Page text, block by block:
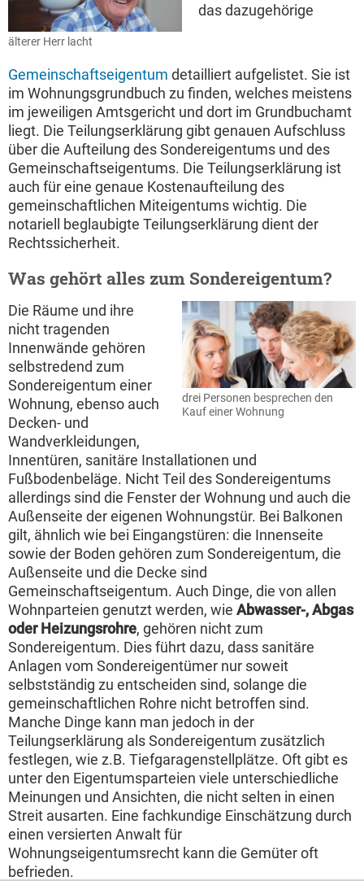
älterer Herr lacht
das dazugehörige
Gemeinschaftseigentum detailliert aufgelistet. Sie ist
im Wohnungsgrundbuch zu finden, welches meistens
im jeweiligen Amtsgericht und dort im Grundbuchamt
liegt. Die Teilungserklärung gibt genauen Aufschluss
über die Aufteilung des Sondereigentums und des
Gemeinschaftseigentums. Die Teilungserklärung ist
auch für eine genaue Kostenaufteilung des
gemeinschaftlichen Miteigentums wichtig. Die
notariell beglaubigte Teilungserklärung dient der
Rechtssicherheit.
Was gehört alles zum Sondereigentum?
drei Personen besprechen den
Kauf einer Wohnung
Die Räume und ihre
nicht tragenden
Innenwände gehören
selbstredend zum
Sondereigentum einer
Wohnung, ebenso auch
Decken- und
Wandverkleidungen,
Innentüren, sanitäre Installationen und
Fußbodenbeläge. Nicht Teil des Sondereigentums
allerdings sind die Fenster der Wohnung und auch die
Außenseite der eigenen Wohnungstür. Bei Balkonen
gilt, ähnlich wie bei Eingangstüren: die Innenseite
sowie der Boden gehören zum Sondereigentum, die
Außenseite und die Decke sind
Gemeinschaftseigentum. Auch Dinge, die von allen
Wohnparteien genutzt werden, wie Abwasser-, Abgas
oder Heizungsrohre, gehören nicht zum
Sondereigentum. Dies führt dazu, dass sanitäre
Anlagen vom Sondereigentümer nur soweit
selbstständig zu entscheiden sind, solange die
gemeinschaftlichen Rohre nicht betroffen sind.
Manche Dinge kann man jedoch in der
Teilungserklärung als Sondereigentum zusätzlich
festlegen, wie z.B. Tiefgaragenstellplätze. Oft gibt es
unter den Eigentumsparteien viele unterschiedliche
Meinungen und Ansichten, die nicht selten in einen
Streit ausarten. Eine fachkundige Einschätzung durch
einen versierten Anwalt für
Wohnungseigentumsrecht kann die Gemüter oft
befrieden.